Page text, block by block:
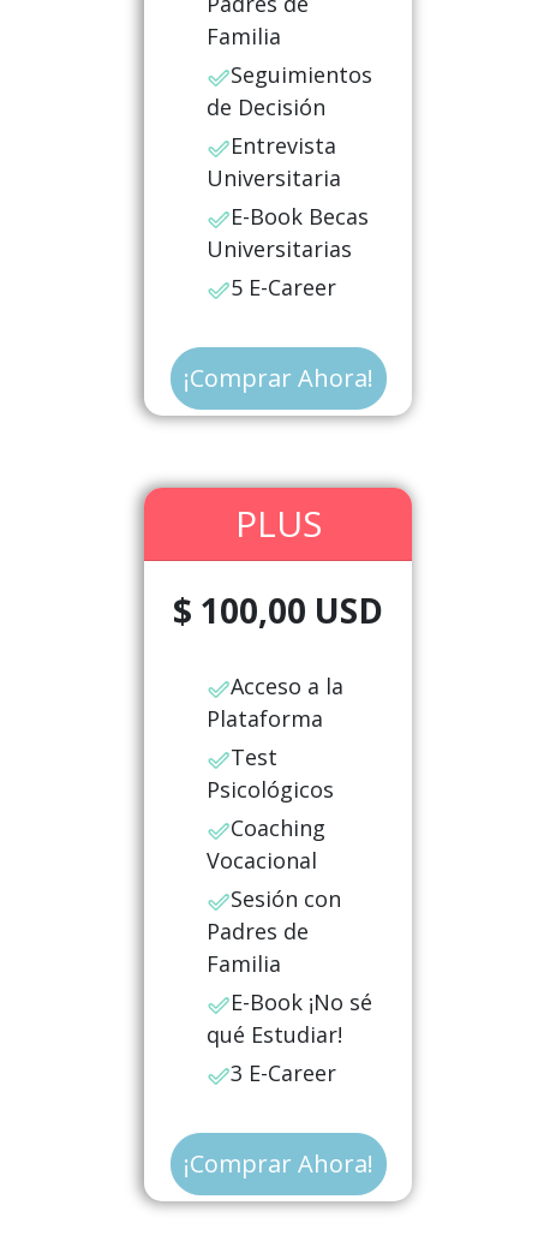
Familia
Seguimientos
de Decisión
Entrevista
Universitaria
E-Book Becas
Universitarias
5 E-Career
¡Comprar Ahora!
​PLUS​
$ 100,00 USD
Acceso a la
Plataforma
Test
Psicológicos
Coaching
Vocacional
Sesión con
Padres de
Familia
E-Book ¡No sé
qué Estudiar!
3 E-Career
¡Comprar Ahora!